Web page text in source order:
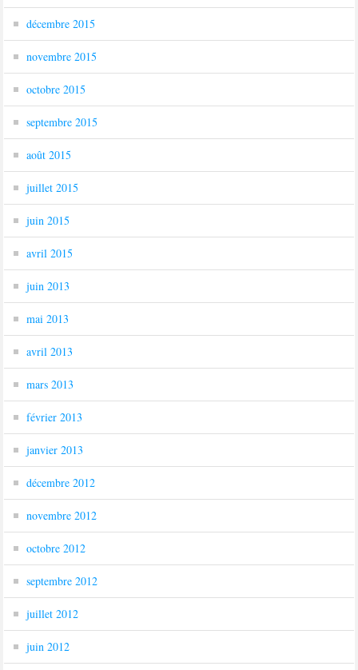
décembre 2015
novembre 2015
octobre 2015
septembre 2015
août 2015
juillet 2015
juin 2015
avril 2015
juin 2013
mai 2013
avril 2013
mars 2013
février 2013
janvier 2013
décembre 2012
novembre 2012
octobre 2012
septembre 2012
juillet 2012
juin 2012